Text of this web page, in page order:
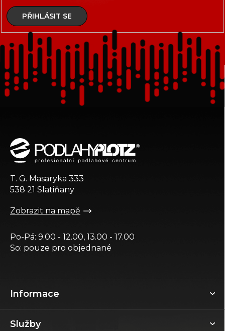
PŘIHLÁSIT SE
Informace
Služby
T. G. Masaryka 333
538 21 Slatiňany
Zobrazit na mapě
Po-Pá: 9.00 - 12.00, 13.00 - 17.00
So: pouze pro objednané